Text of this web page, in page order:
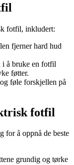
fotfil, inkludert:
fjerner hard hud
i å bruke en fotfil
føtter.
føle forskjellen på
fotfil
for å oppnå de beste
grundig og tørke